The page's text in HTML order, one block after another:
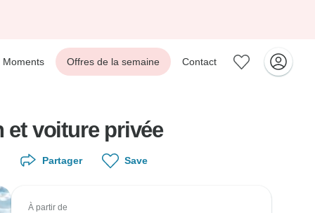
Moments Offres de la semaine Contact
et voiture privée
Partager Save
À partir de